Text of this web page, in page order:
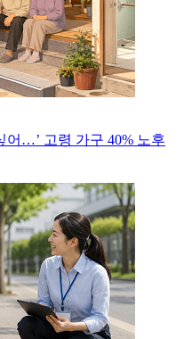
어…’ 고령 가구 40% 노후